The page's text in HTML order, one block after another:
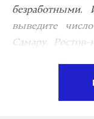
выведите
Самару,